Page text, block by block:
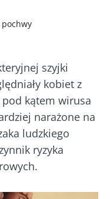
szyjki
kobiet z
kątem wirusa
narażone na
ludzkiego
ryzyka